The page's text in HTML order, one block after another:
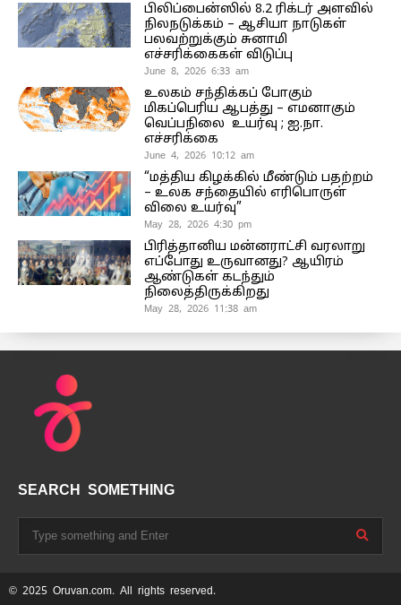
பிலிப்பைன்ஸில் 8.2 ரிக்டர் அளவில்
நிலநடுக்கம் – ஆசியா நாடுகள்
பலவற்றுக்கும் சுனாமி
எச்சரிக்கைகள் விடுப்பு
June 8, 2026 6:33 am
உலகம் சந்திக்கப் போகும்
மிகப்பெரிய ஆபத்து – எமனாகும்
வெப்பநிலை உயர்வு ; ஐ.நா.
எச்சரிக்கை
June 4, 2026 10:12 am
“மத்திய கிழக்கில் மீண்டும் பதற்றம்
– உலக சந்தையில் எரிபொருள்
விலை உயர்வு”
May 28, 2026 4:30 pm
பிரித்தானிய மன்னராட்சி வரலாறு
எப்போது உருவானது? ஆயிரம்
ஆண்டுகள் கடந்தும்
நிலைத்திருக்கிறது
May 28, 2026 11:38 am
SEARCH SOMETHING
© 2025 Oruvan.com. All rights reserved.